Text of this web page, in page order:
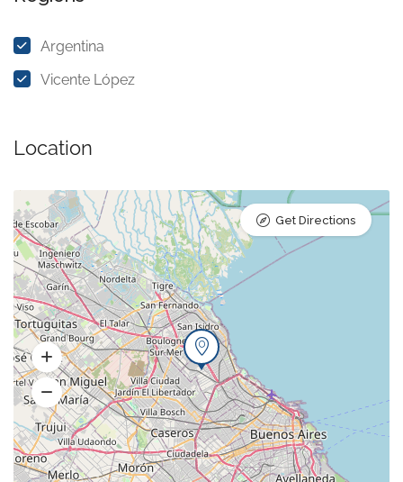
Argentina
Vicente López
Location
Get Directions